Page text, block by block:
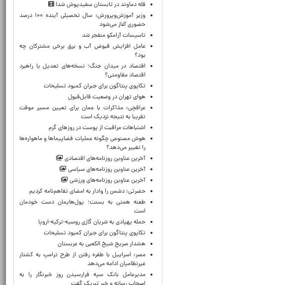
قله دماوند در تابستان سفیدپوش شد!
وزیر آموزش‌وپرورش: سال تحصیلی آینده ۱۰۰ درصد
حضوری آغاز می‌شود
تاسیسات آرامکو منفجر شد
عامل افزایش قبوض آب و برق برخی مشترکان چه
بود؟
اقتصاد در میدان جنگ؛ نسخه‌های تعدیل یا راهبرد
اقتصاد مقاومتی؟
تکاپوی پنتاگون برای جبران کمبود تسلیحات
هوای تهران در وضعیت قابل‌قبول
عراقچی: مذاکرات با عمان برای تعیین مسیر موقت
تقریبا به نتیجه نزدیک است
اشتباهات مراقبت از پوست در روزهای گرم
هوش مصنوعی چگونه عملیات فضاپیماها و ماهواره‌ها
را تغییر می‌دهد؟
آخرین عناوین روزنامه‌های اقتصادی
آخرین عناوین روزنامه‌های سیاسی
آخرین عناوین روزنامه‌های ورزشی
حضرتی: دشمن را وادار به امضای تفاهم‌نامه کردیم
طعنه همتی به بسنت؛ پول‌هایمان دست خودمان
است
حمله پهپادی به شریان گازی روسیه-ترکیه-اروپا
تکاپوی پنتاگون برای جبران کمبود تسلیحات
هشدار صریح شیخ الکعبی به عربستان
مصر: اسراییل با طفره رفتن از طرح ترامپ به کشتار
غیرنظامیان ادامه می‌دهد
مدیرعامل بانک سپه فرارسیدن روز خبرنگار را به